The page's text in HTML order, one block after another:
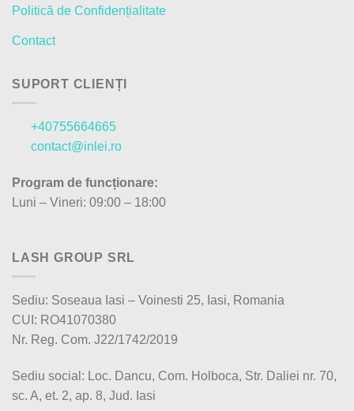
Politică de Confidențialitate
Contact
SUPORT CLIENȚI
+40755664665
contact@inlei.ro
Program de funcționare:
Luni – Vineri: 09:00 – 18:00
LASH GROUP SRL
Sediu: Soseaua Iasi – Voinesti 25, Iasi, Romania
CUI: RO41070380
Nr. Reg. Com. J22/1742/2019
Sediu social: Loc. Dancu, Com. Holboca, Str. Daliei nr. 70,
sc. A, et. 2, ap. 8, Jud. Iasi